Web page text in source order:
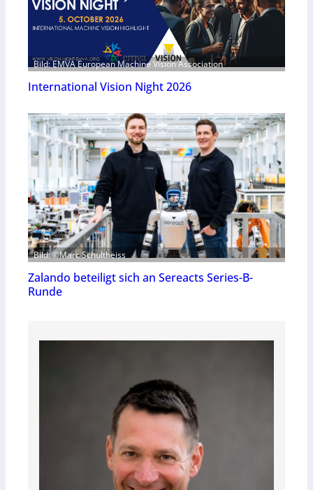
Bild: EMVA European Machine Vision Association
International Vision Night 2026
Bild: ©Marc Schultheiss
Zalando beteiligt sich an Sereacts Series-B-
Runde